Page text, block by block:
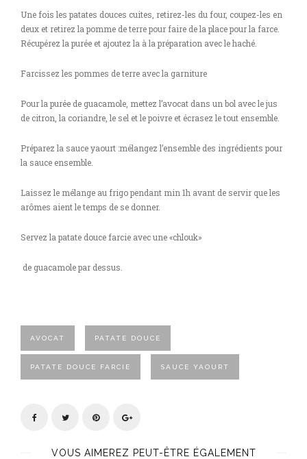
Une fois les patates douces cuites, retirez-les du four, coupez-les en
deux et retirez la pomme de terre pour faire de la place pour la farce.
Récupérez la purée et ajoutez la à la préparation avec le haché.
Farcissez les pommes de terre avec la garniture
Pour la purée de guacamole, mettez l’avocat dans un bol avec le jus
de citron, la coriandre, le sel et le poivre et écrasez le tout ensemble.
Préparez la sauce yaourt :mélangez l’ensemble des ingrédients pour
la sauce ensemble.
Laissez le mélange au frigo pendant min 1h avant de servir que les
arômes aient le temps de se donner.
Servez la patate douce farcie avec une «chlouk»
de guacamole par dessus.
AVOCAT PATATE DOUCE
PATATE DOUCE FARCIE SAUCE YAOURT
VOUS AIMEREZ PEUT-ÊTRE ÉGALEMENT